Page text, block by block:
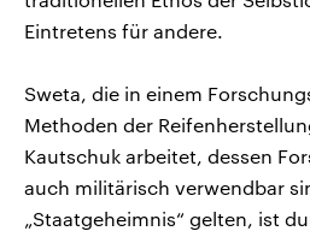
Eintretens für andere.
Sweta, die in einem
Methoden der
Kautschuk arbeitet, dessen
auch militärisch verwendbar
„Staatgeheimnis“ gelten, ist